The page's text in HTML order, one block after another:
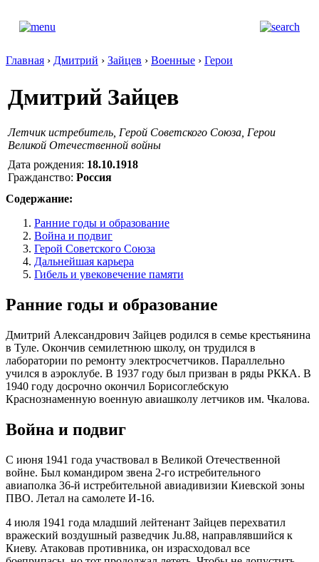
Главная › Дмитрий › Зайцев › Военные › Герои
Дмитрий Зайцев
Летчик истребитель, Герой Советского Союза, Герои
Великой Отечественной войны
Дата рождения: 18.10.1918
Гражданство: Россия
Содержание:
Ранние годы и образование
Война и подвиг
Герой Советского Союза
Дальнейшая карьера
Гибель и увековечение памяти
Ранние годы и образование
Дмитрий Александрович Зайцев родился в семье крестьянина
в Туле. Окончив семилетнюю школу, он трудился в
лаборатории по ремонту электросчетчиков. Параллельно
учился в аэроклубе. В 1937 году был призван в ряды РККА. В
1940 году досрочно окончил Борисоглебскую
Краснознаменную военную авиашколу летчиков им. Чкалова.
Война и подвиг
С июня 1941 года участвовал в Великой Отечественной
войне. Был командиром звена 2-го истребительного
авиаполка 36-й истребительной авиадивизии Киевской зоны
ПВО. Летал на самолете И-16.
4 июля 1941 года младший лейтенант Зайцев перехватил
вражеский воздушный разведчик Ju.88, направлявшийся к
Киеву. Атаковав противника, он израсходовал все